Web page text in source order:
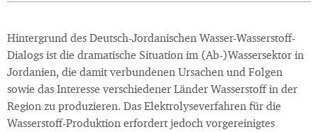
Hintergrund des Deutsch-Jordanischen Wasser-Wasserstoff-
Dialogs ist die dramatische Situation im (Ab-)Wassersektor in
Jordanien, die damit verbundenen Ursachen und Folgen
sowie das Interesse verschiedener Länder Wasserstoff in der
Region zu produzieren. Das Elektrolyseverfahren für die
Wasserstoff-Produktion erfordert jedoch vorgereinigtes